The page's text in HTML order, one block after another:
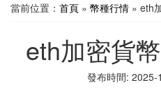
當前位置： 首頁 » 幣種行情 » eth
eth加密貨
發布時間: 2025-